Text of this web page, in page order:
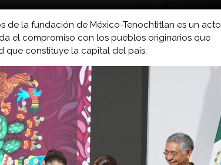
de la fundación de México-Tenochtitlan es un acto
el compromiso con los pueblos originarios que
que constituye la capital del país.